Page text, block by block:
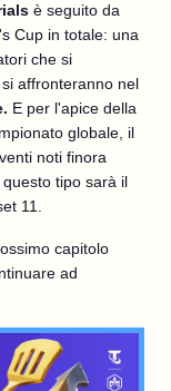
è seguito da
Cup in totale: una
che si
affronteranno nel
E per l'apice della
globale, il
noti finora
tipo sarà il
11.
capitolo
ad